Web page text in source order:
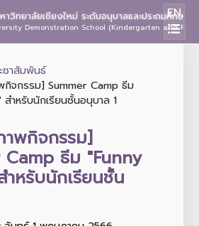
าวิทยาลัยเชียงใหม่ ระดับอนุบาลและประถมศึกษา
Demonstration School (Kindergarten and
EN
ชาสัมพันธ์
กิจกรรม] Summer Camp ธีม
สำหรับนักเรียนชั้นอนุบาล 1
าพกิจกรรม]
Camp ธีม "Funny
หรับนักเรียนชั้น